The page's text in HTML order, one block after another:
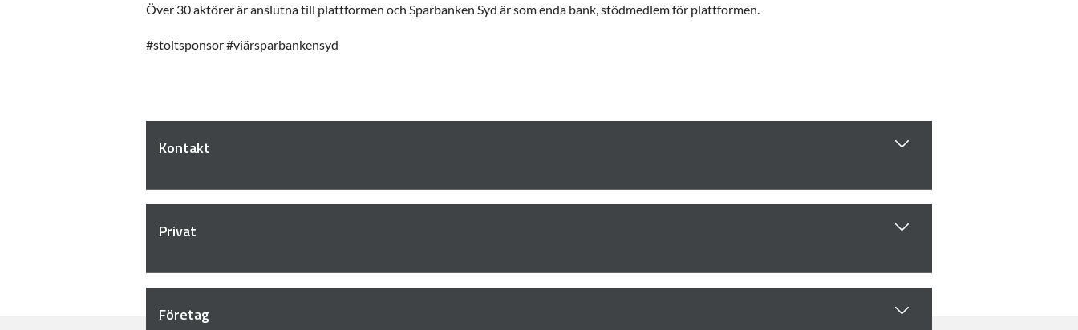
Över 30 aktörer är anslutna till plattformen och Sparbanken Syd är som enda bank, stödmedlem för plattformen.
#stoltsponsor #viärsparbankensyd
Kontakt
Privat
Företag